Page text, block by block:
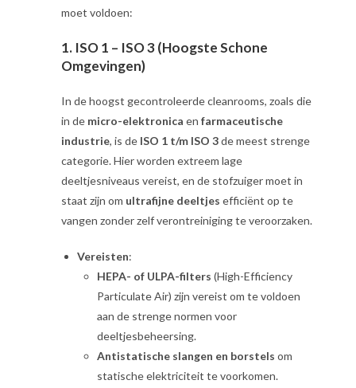
moet voldoen:
1. ISO 1 – ISO 3 (Hoogste Schone
Omgevingen)
In de hoogst gecontroleerde cleanrooms, zoals die
in de micro-elektronica enfarmaceutische
industrie, is de ISO 1 t/m ISO 3de meest strenge
categorie. Hier worden extreem lage
deeltjesniveaus vereist, en de stofzuiger moet in
staat zijn om ultrafijne deeltjes efficiënt op te
vangen zonder zelf verontreiniging te veroorzaken.
Vereisten:
HEPA- of ULPA-filters (High-Efficiency
Particulate Air) zijn vereist om te voldoen
aan de strenge normen voor
deeltjesbeheersing.
Antistatische slangen en borstels om
statische elektriciteit te voorkomen.